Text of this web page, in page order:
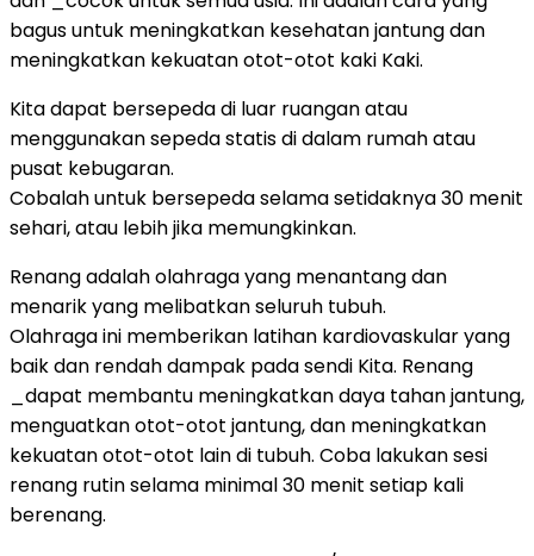
bagus untuk meningkatkan kesehatan jantung dan
meningkatkan kekuatan otot-otot kaki Kaki.
Kita dapat bersepeda di luar ruangan atau
menggunakan sepeda statis di dalam rumah atau
pusat kebugaran.
Cobalah untuk bersepeda selama setidaknya 30 menit
sehari, atau lebih jika memungkinkan.
Renang adalah olahraga yang menantang dan
menarik yang melibatkan seluruh tubuh.
Olahraga ini memberikan latihan kardiovaskular yang
baik dan rendah dampak pada sendi Kita. Renang
_dapat membantu meningkatkan daya tahan jantung,
menguatkan otot-otot jantung, dan meningkatkan
kekuatan otot-otot lain di tubuh. Coba lakukan sesi
renang rutin selama minimal 30 menit setiap kali
berenang.